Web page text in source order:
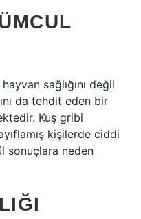
sağlığını değil
da tehdit eden bir
Kuş gribi
kişilerde ciddi
sonuçlara neden